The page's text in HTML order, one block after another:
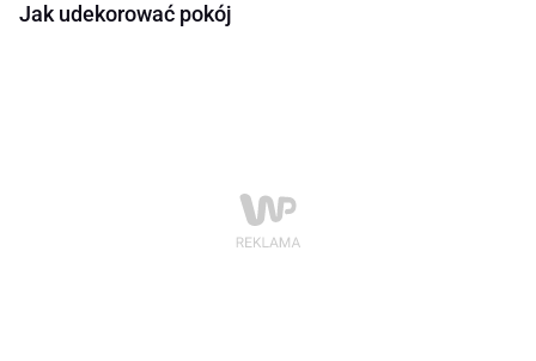
Jak udekorować pokój